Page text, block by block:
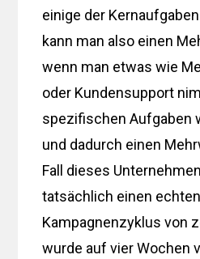
einige der
kann man also einen
wenn man etwas wie
oder Kundensupport
spezifischen Aufgaben
und dadurch einen
Fall dieses
tatsächlich einen
Kampagnenzyklus von
wurde auf vier Wochen